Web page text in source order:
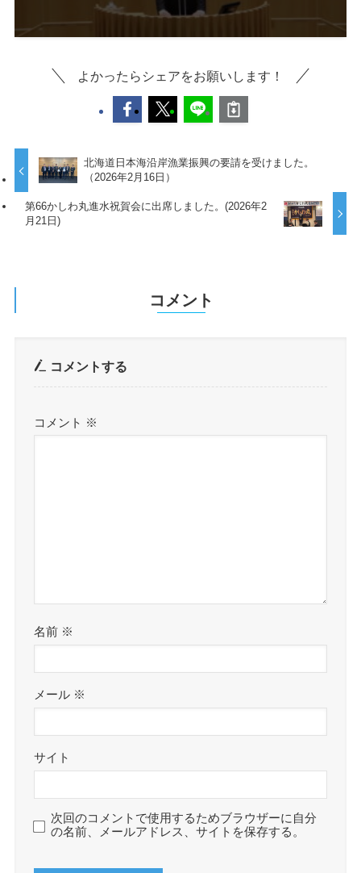
よかったらシェアをお願いします！
北海道日本海沿岸漁業振興の要請を受けました。
（2026年2月16日）
第66かしわ丸進水祝賀会に出席しました。(2026年2
月21日)
コメント
コメントする
コメント ※
名前 ※
メール ※
サイト
次回のコメントで使用するためブラウザーに自分
の名前、メールアドレス、サイトを保存する。